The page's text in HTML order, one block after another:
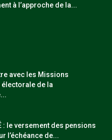
à l’approche de la...
avec les Missions
électorale de la
: le versement des pensions
l’échéance de...